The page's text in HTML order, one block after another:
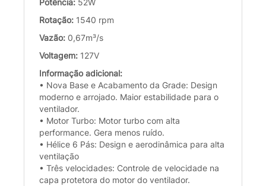
Potência: 52W
Rotação: 1540 rpm
Vazão: 0,67m³/s
Voltagem: 127V
Informação adicional:
• Nova Base e Acabamento da Grade: Design
moderno e arrojado. Maior estabilidade para o
ventilador.
• Motor Turbo: Motor turbo com alta
performance. Gera menos ruído.
• Hélice 6 Pás: Design e aerodinâmica para alta
ventilação
• Três velocidades: Controle de velocidade na
capa protetora do motor do ventilador.